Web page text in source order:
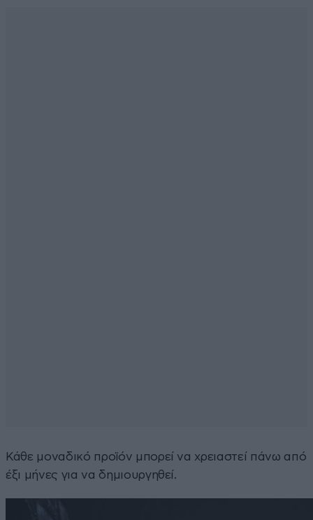
Κάθε μοναδικό προϊόν μπορεί να χρειαστεί πάνω από
έξι μήνες για να δημιουργηθεί.